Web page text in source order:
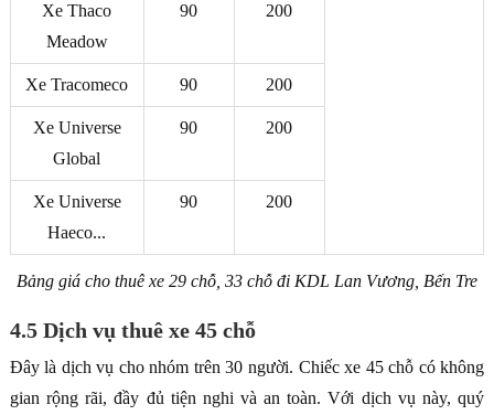
Xe Thaco
Meadow
90 200
Xe Tracomeco 90 200
Xe Universe
Global
90 200
Xe Universe
Haeco...
90 200
Bảng giá cho thuê xe 29 chỗ, 33 chỗ đi KDL Lan Vương, Bến Tre
4.5 Dịch vụ thuê xe 45 chỗ
Đây là dịch vụ cho nhóm trên 30 người. Chiếc xe 45 chỗ có không
gian rộng rãi, đầy đủ tiện nghi và an toàn. Với dịch vụ này, quý